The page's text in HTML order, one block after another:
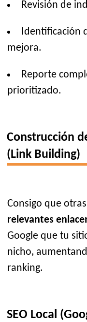
Revisión de
Identificación
mejora.
Reporte
prioritizado.
Construcción
(Link Building)
Consigo que otras
relevantes
Google que tu
nicho,
ranking.
SEO Local